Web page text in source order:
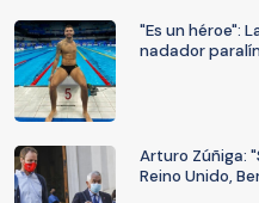
"Es un héroe":
nadador
Arturo Zúñiga:
Reino Unido,